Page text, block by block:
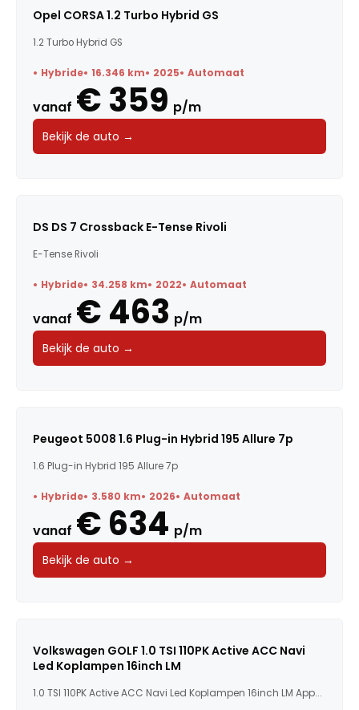
Opel CORSA 1.2 Turbo Hybrid GS
1.2 Turbo Hybrid GS
Hybride 16.346 km 2025 Automaat
vanaf € 359 p/m
Bekijk de auto →
DS DS 7 Crossback E-Tense Rivoli
E-Tense Rivoli
Hybride 34.258 km 2022 Automaat
vanaf € 463 p/m
Bekijk de auto →
Peugeot 5008 1.6 Plug-in Hybrid 195 Allure 7p
1.6 Plug-in Hybrid 195 Allure 7p
Hybride 3.580 km 2026 Automaat
vanaf € 634 p/m
Bekijk de auto →
Volkswagen GOLF 1.0 TSI 110PK Active ACC Navi
Led Koplampen 16inch LM
1.0 TSI 110PK Active ACC Navi Led Koplampen 16inch LM App...